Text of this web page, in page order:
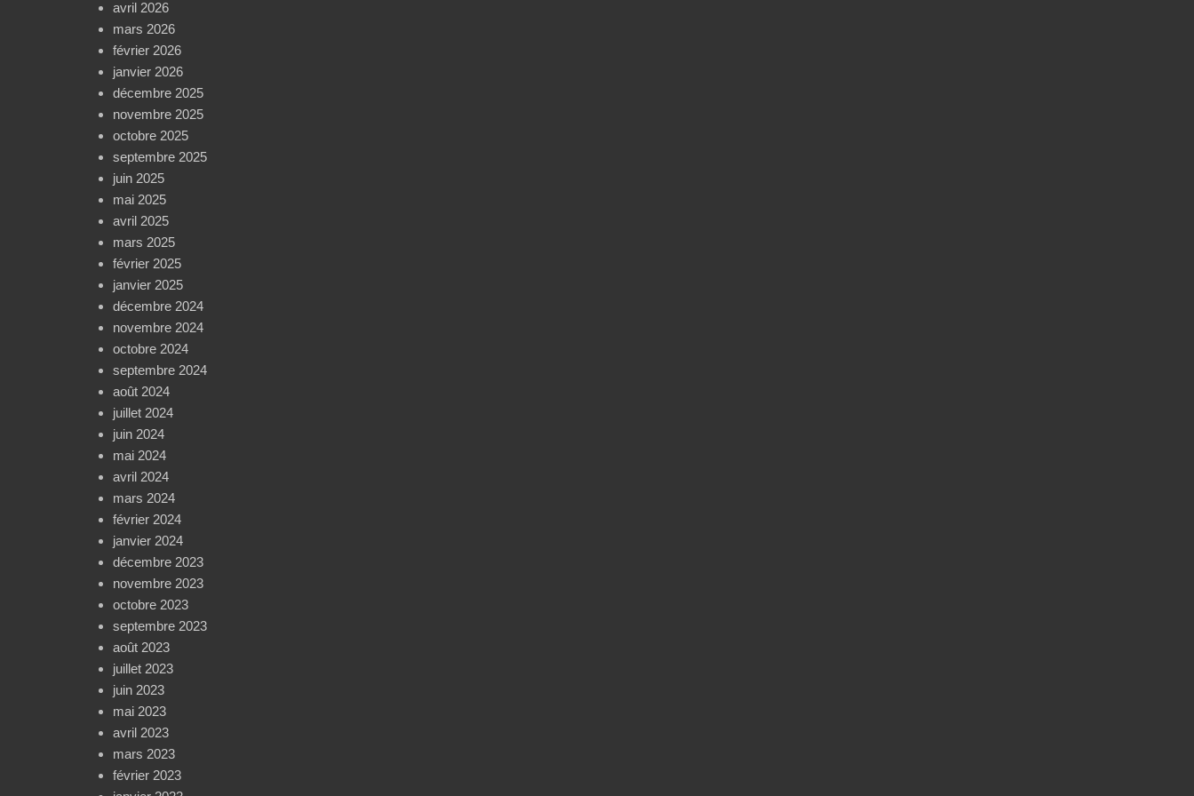
avril 2026
mars 2026
février 2026
janvier 2026
décembre 2025
novembre 2025
octobre 2025
septembre 2025
juin 2025
mai 2025
avril 2025
mars 2025
février 2025
janvier 2025
décembre 2024
novembre 2024
octobre 2024
septembre 2024
août 2024
juillet 2024
juin 2024
mai 2024
avril 2024
mars 2024
février 2024
janvier 2024
décembre 2023
novembre 2023
octobre 2023
septembre 2023
août 2023
juillet 2023
juin 2023
mai 2023
avril 2023
mars 2023
février 2023